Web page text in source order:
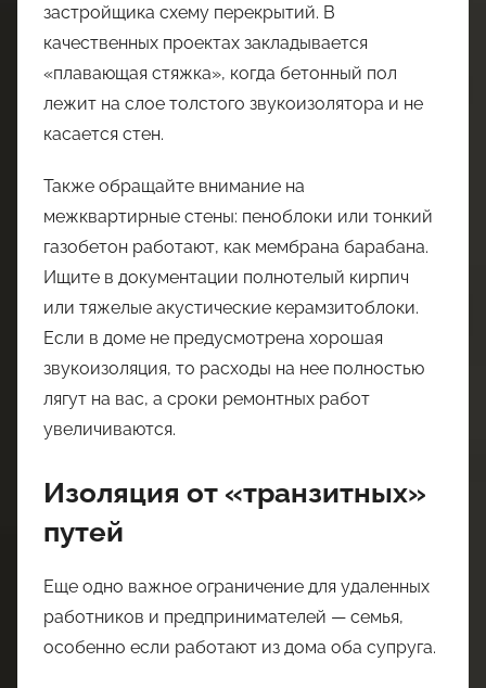
застройщика схему перекрытий. В
качественных проектах закладывается
«плавающая стяжка», когда бетонный пол
лежит на слое толстого звукоизолятора и не
касается стен.
Также обращайте внимание на
межквартирные стены: пеноблоки или тонкий
газобетон работают, как мембрана барабана.
Ищите в документации полнотелый кирпич
или тяжелые акустические керамзитоблоки.
Если в доме не предусмотрена хорошая
звукоизоляция, то расходы на нее полностью
лягут на вас, а сроки ремонтных работ
увеличиваются.
Изоляция от «транзитных»
путей
Еще одно важное ограничение для удаленных
работников и предпринимателей — семья,
особенно если работают из дома оба супруга.